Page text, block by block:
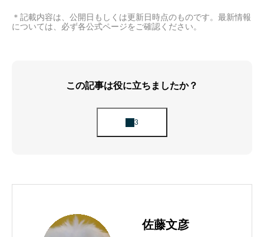
＊記載内容は、公開日もしくは更新日時点のものです。最新情報
については、必ず各公式ページをご確認ください。
この記事は役に立ちましたか？
佐藤文彦